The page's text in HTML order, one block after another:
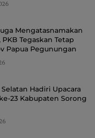
Mengatasnamakan
Tegaskan Tetap
Papua Pegunungan
Hadiri Upacara
23 Kabupaten Sorong